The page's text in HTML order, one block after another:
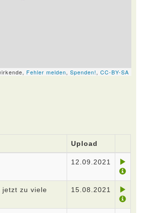
Upload
12.09.2021
jetzt zu viele
15.08.2021